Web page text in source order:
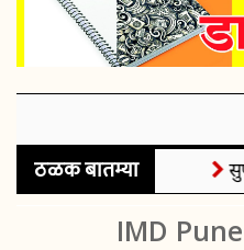
ठळक बातम्या
IMD